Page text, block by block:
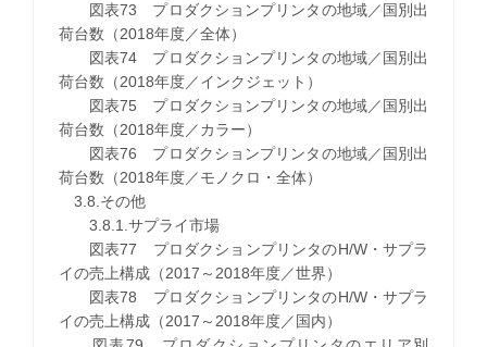
図表73 プロダクションプリンタの地域／国別出
荷台数（2018年度／全体）
図表74 プロダクションプリンタの地域／国別出
荷台数（2018年度／インクジェット）
図表75 プロダクションプリンタの地域／国別出
荷台数（2018年度／カラー）
図表76 プロダクションプリンタの地域／国別出
荷台数（2018年度／モノクロ・全体）
3.8.その他
3.8.1.サプライ市場
図表77 プロダクションプリンタのH/W・サプラ
イの売上構成（2017～2018年度／世界）
図表78 プロダクションプリンタのH/W・サプラ
イの売上構成（2017～2018年度／国内）